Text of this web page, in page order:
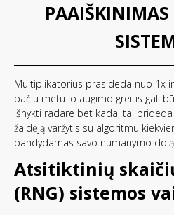
Multiplikatorius prasideda nuo 1x
pačiu metu jo augimo greitis gali
išnykti radare bet kada, tai
žaidėją varžytis su algoritmu
bandydamas savo numanymo
Atsitiktinių
(RNG) sistemos